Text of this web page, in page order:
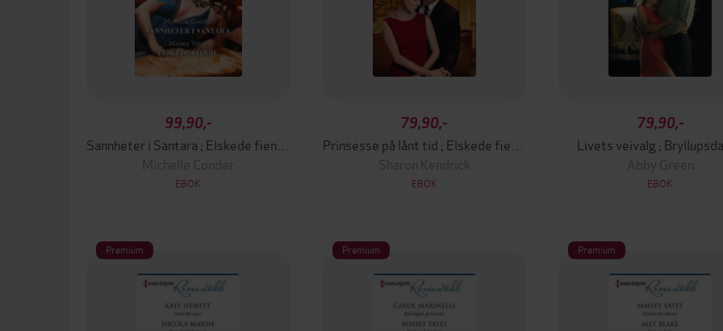
99,90,-
Michelle Conder
EBOK
79,90,-
Sharon Kendrick
EBOK
79,90,-
Livets veivalg ;
Abby Green
EBOK
Premium Premium Premium